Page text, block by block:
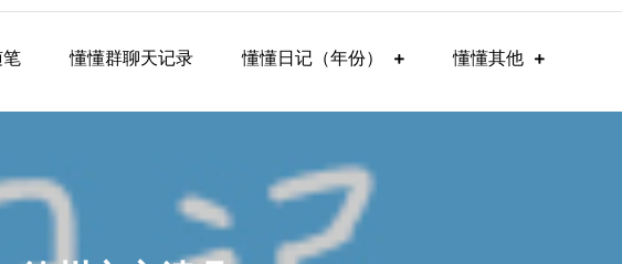
懂懂群聊天记录 懂懂日记（年份） 懂懂其他